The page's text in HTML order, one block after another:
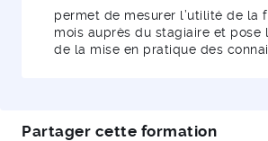
permet de mesurer l’utilité de la
mois auprès du stagiaire et pose
de la mise en pratique des
Partager cette formation